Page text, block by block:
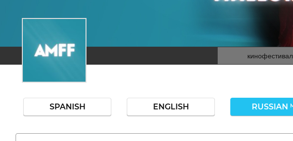
SPANISH ENGLISH RUSSIAN